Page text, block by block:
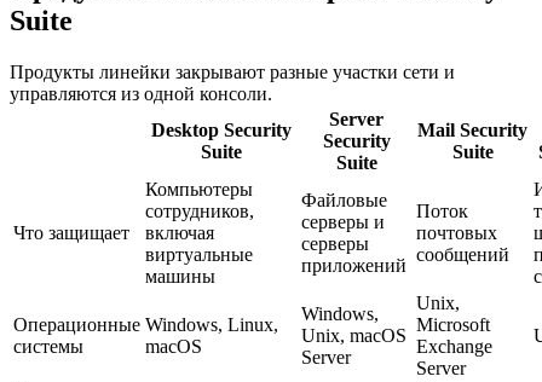
Suite
Продукты линейки закрывают разные участки сети и
управляются из одной консоли.
Desktop Security
Suite
Server
Security
Suite
Mail Security
Suite
Что защищает
Компьютеры
сотрудников,
включая
виртуальные
машины
Файловые
серверы и
серверы
приложений
Поток
почтовых
сообщений
Операционные
системы
Windows, Linux,
macOS
Windows,
Unix, macOS
Server
Unix,
Microsoft
Exchange
Server